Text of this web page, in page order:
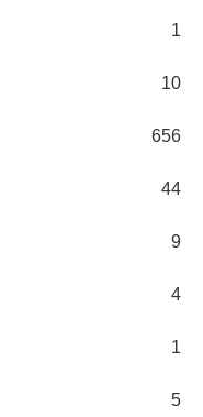
1
10
656
44
9
4
1
5